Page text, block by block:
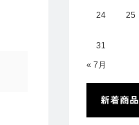
24 25
31
« 7月
新着商品